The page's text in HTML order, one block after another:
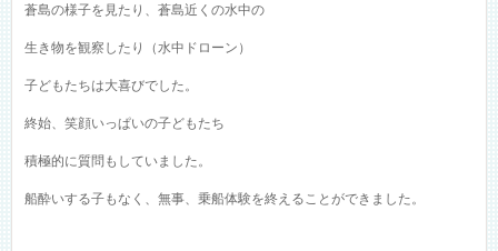
蒼島の様子を見たり、蒼島近くの水中の
生き物を観察したり（水中ドローン）
子どもたちは大喜びでした。
終始、笑顔いっぱいの子どもたち
積極的に質問もしていました。
船酔いする子もなく、無事、乗船体験を終えることができました。